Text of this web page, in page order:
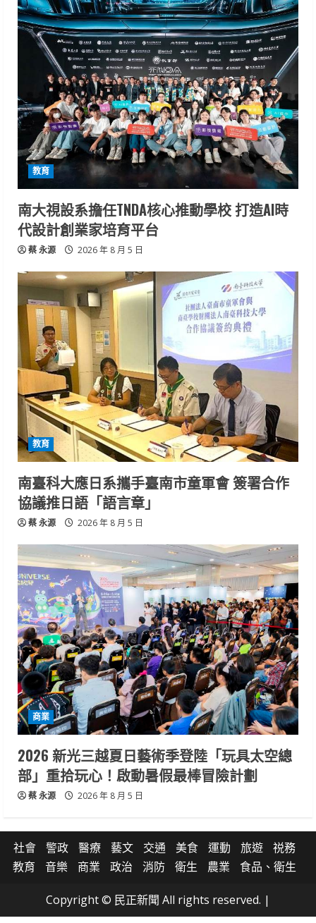
教育
南大視設系擔任TNDA核心推動學校 打造AI時
代設計創業家培育平台
蔡 永源 2026 年 8 月 5 日
教育
南臺科大應日系攜手臺南市童軍會 簽署合作
協議推日語「語言章」
蔡 永源 2026 年 8 月 5 日
商業
2026 新光三越夏日藝術季登陸「玩具太空總
部」重拾玩心！啟動暑假最棒冒險計劃
蔡 永源 2026 年 8 月 5 日
社會 警政 醫療 藝文 交通 美食 運動 旅遊
祱務
教育
音樂 商業 政治 消防 衛生 農業 食品、衛生
Copyright © 民正新聞 All rights reserved. |